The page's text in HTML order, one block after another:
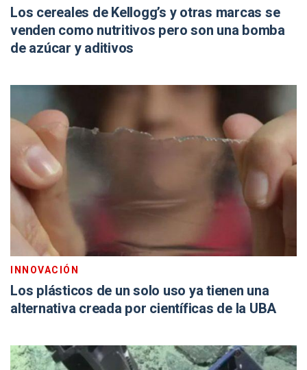
Los cereales de Kellogg’s y otras marcas se
venden como nutritivos pero son una bomba
de azúcar y aditivos
INNOVACIÓN
Los plásticos de un solo uso ya tienen una
alternativa creada por científicas de la UBA